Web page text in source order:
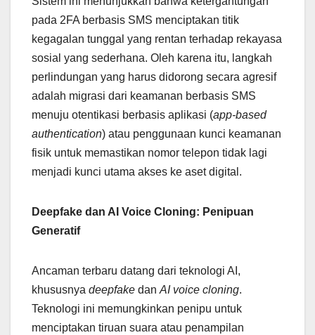
pada 2FA berbasis SMS menciptakan titik
kegagalan tunggal yang rentan terhadap rekayasa
sosial yang sederhana. Oleh karena itu, langkah
perlindungan yang harus didorong secara agresif
adalah migrasi dari keamanan berbasis SMS
menuju otentikasi berbasis aplikasi (app-based
authentication) atau penggunaan kunci keamanan
fisik untuk memastikan nomor telepon tidak lagi
menjadi kunci utama akses ke aset digital.
Deepfake dan AI Voice Cloning: Penipuan
Generatif
Ancaman terbaru datang dari teknologi AI,
khususnya deepfake dan AI voice cloning.
Teknologi ini memungkinkan penipu untuk
menciptakan tiruan suara atau penampilan